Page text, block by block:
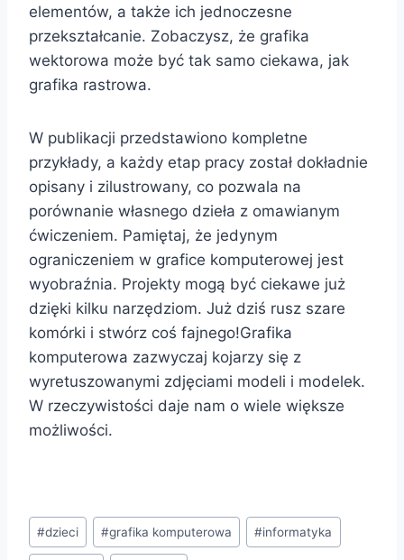
elementów, a także ich jednoczesne
przekształcanie. Zobaczysz, że grafika
wektorowa może być tak samo ciekawa, jak
grafika rastrowa.
W publikacji przedstawiono kompletne
przykłady, a każdy etap pracy został dokładnie
opisany i zilustrowany, co pozwala na
porównanie własnego dzieła z omawianym
ćwiczeniem. Pamiętaj, że jedynym
ograniczeniem w grafice komputerowej jest
wyobraźnia. Projekty mogą być ciekawe już
dzięki kilku narzędziom. Już dziś rusz szare
komórki i stwórz coś fajnego!Grafika
komputerowa zazwyczaj kojarzy się z
wyretuszowanymi zdjęciami modeli i modelek.
W rzeczywistości daje nam o wiele większe
możliwości.
Tagi
wpisu:
#dzieci #grafika komputerowa #informatyka